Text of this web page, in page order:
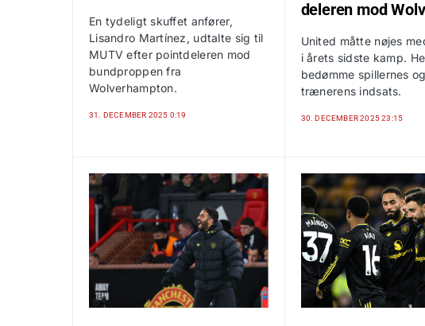
En tydeligt skuffet anfører,
Lisandro Martínez, udtalte sig til
MUTV efter pointdeleren mod
bundproppen fra
Wolverhampton.
31. DECEMBER 2025 0:19
deleren mod
United måtte nøjes
i årets sidste kamp.
bedømme spillernes og
trænerens indsats.
30. DECEMBER 2025 23:15